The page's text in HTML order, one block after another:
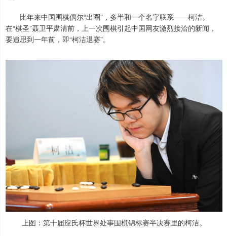
比年来中国围棋偶尔“出圈”，多半和一个名字联系——柯洁。
在“棋圣”聂卫平肃清前，上一次围棋引起中国网友激烈接洽的新闻，
要追思到一年前，即“柯洁退赛”。
上图：第十届应氏杯世界处事围棋锦标赛半决赛里的柯洁。